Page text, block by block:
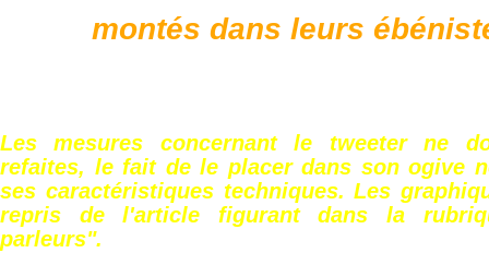
montés dans leurs
Les mesures concernant le tweeter ne
refaites, le fait de le placer dans son ogive
ses caractéristiques techniques. Les
repris de l'article figurant dans la
parleurs".